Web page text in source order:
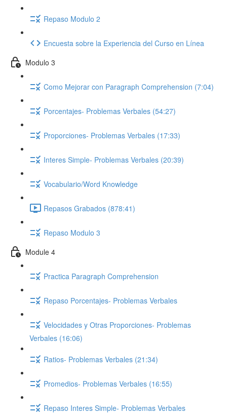
Repaso Modulo 2
Encuesta sobre la Experiencia del Curso en Línea
Modulo 3
Como Mejorar con Paragraph Comprehension (7:04)
Porcentajes- Problemas Verbales (54:27)
Proporciones- Problemas Verbales (17:33)
Interes Simple- Problemas Verbales (20:39)
Vocabulario/Word Knowledge
Repasos Grabados (878:41)
Repaso Modulo 3
Module 4
Practica Paragraph Comprehension
Repaso Porcentajes- Problemas Verbales
Velocidades y Otras Proporciones- Problemas
Verbales (16:06)
Ratios- Problemas Verbales (21:34)
Promedios- Problemas Verbales (16:55)
Repaso Interes Simple- Problemas Verbales